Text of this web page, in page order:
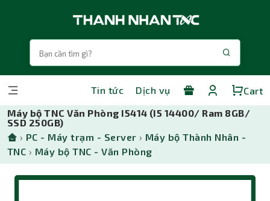
Tin tức Dịch vụ
Cart
Máy bộ TNC Văn Phòng I5414 (I5 14400/ Ram 8GB/
SSD 250GB)
› PC - Máy trạm - Server › Máy bộ Thành Nhân -
TNC › Máy bộ TNC - Văn Phòng